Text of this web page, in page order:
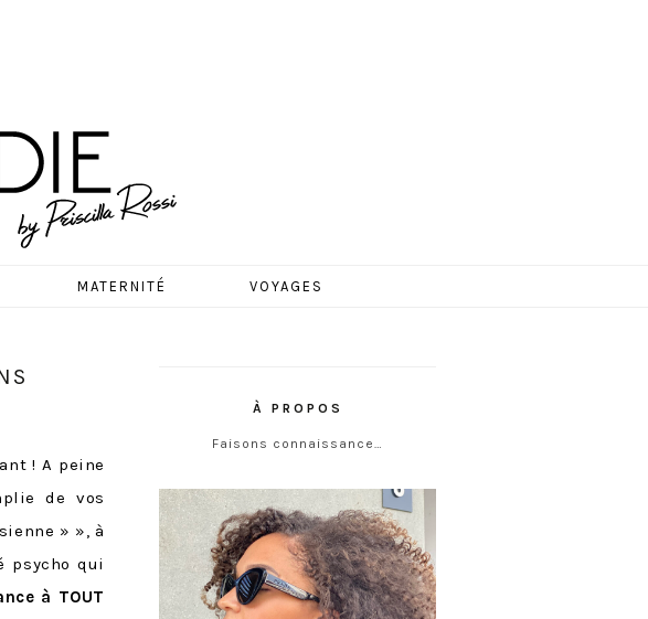
MATERNITÉ VOYAGES
! A peine
de vos
» », à
psycho qui
à TOUT
À PROPOS
Faisons connaissance…